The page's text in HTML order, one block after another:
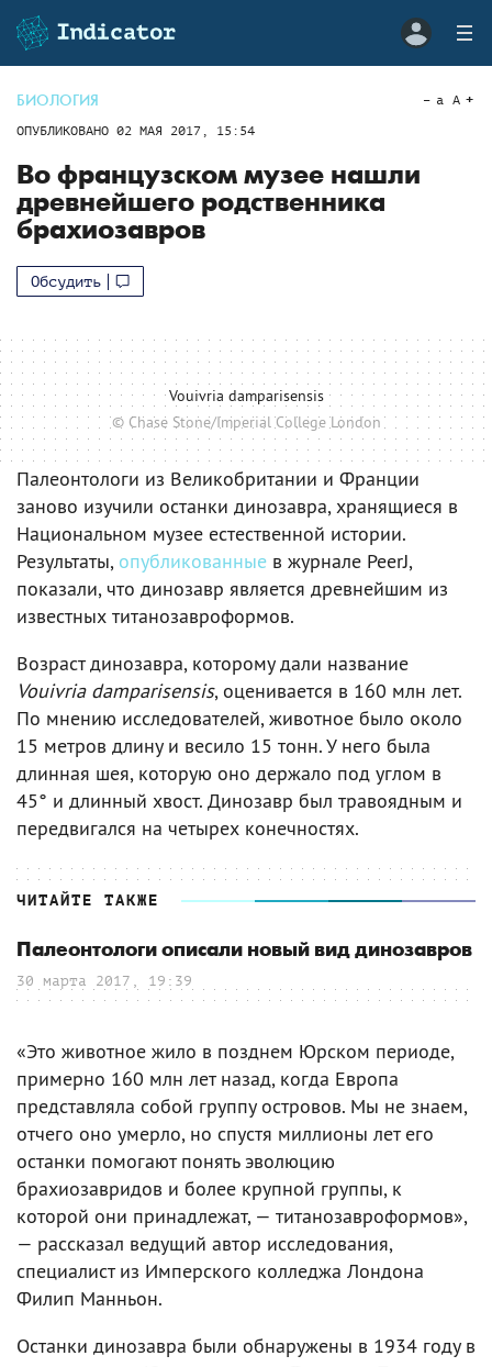
БИОЛОГИЯ
ОПУБЛИКОВАНО 02 МАЯ 2017, 15:54
a A
Во французском музее нашли
древнейшего родственника
брахиозавров
Обсудить
Vouivria damparisensis
© Chase Stone/Imperial College London
Палеонтологи из Великобритании и Франции
заново изучили останки динозавра, хранящиеся в
Национальном музее естественной истории.
Результаты, опубликованные в журнале PeerJ,
показали, что динозавр является древнейшим из
известных титанозавроформов.
Возраст динозавра, которому дали название
Vouivria damparisensis, оценивается в 160 млн лет.
По мнению исследователей, животное было около
15 метров длину и весило 15 тонн. У него была
длинная шея, которую оно держало под углом в
45° и длинный хвост. Динозавр был травоядным и
передвигался на четырех конечностях.
ЧИТАЙТЕ ТАКЖЕ
Палеонтологи описали новый вид динозавров
30 марта 2017, 19:39
«Это животное жило в позднем Юрском периоде,
примерно 160 млн лет назад, когда Европа
представляла собой группу островов. Мы не знаем,
отчего оно умерло, но спустя миллионы лет его
останки помогают понять эволюцию
брахиозавридов и более крупной группы, к
которой они принадлежат, — титанозавроформов»,
— рассказал ведущий автор исследования,
специалист из Имперского колледжа Лондона
Филип Манньон.
Останки динозавра были обнаружены в 1934 году в